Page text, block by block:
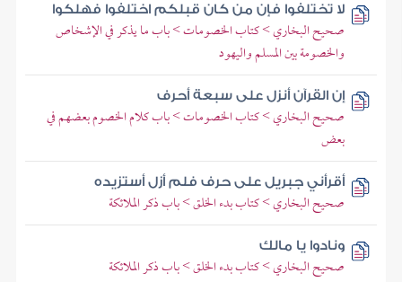
لا تختلفوا فإن من كان قبلكم اختلفوا فهلكوا
صحيح البخاري > كتاب الخصومات > باب ما يذكر في الإشخاص
والخصومة بين المسلم واليهود
إن القرآن أنزل على سبعة أحرف
صحيح البخاري > كتاب الخصومات > باب كلام الخصوم بعضهم في
بعض
أقرأني جبريل على حرف فلم أزل أستزيده
صحيح البخاري > كتاب بدء الخلق > باب ذكر الملائكة
ونادوا يا مالك
صحيح البخاري > كتاب بدء الخلق > باب ذكر الملائكة